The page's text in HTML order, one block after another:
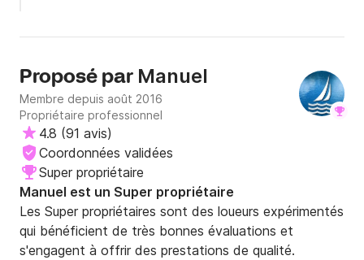
Proposé par Manuel
Membre depuis août 2016
Propriétaire professionnel
4.8 (91 avis)
Coordonnées validées
Super propriétaire
Manuel est un Super propriétaire
Les Super propriétaires sont des loueurs expérimentés
qui bénéficient de très bonnes évaluations et
s'engagent à offrir des prestations de qualité.